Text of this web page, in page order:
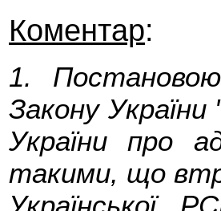
Коментар:
1.
Закону України
України про
такими, що